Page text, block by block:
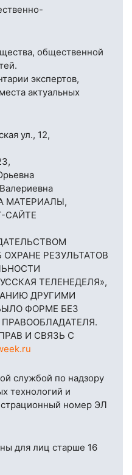
общественной
экспертов,
актуальных
ул., 12,
,
МАТЕРИАЛЫ,
САЙТЕ
РЕЗУЛЬТАТОВ
ТЕЛЕНЕДЕЛЯ»,
ДРУГИМИ
ФОРМЕ БЕЗ
И СВЯЗЬ С
службой по надзору
технологий и
номер ЭЛ
для лиц старше 16